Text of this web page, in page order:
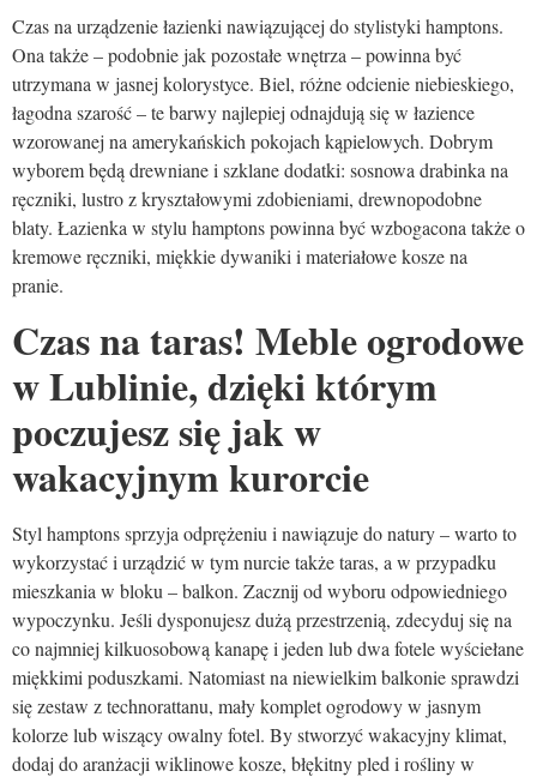
Czas na urządzenie łazienki nawiązującej do stylistyki hamptons.
Ona także – podobnie jak pozostałe wnętrza – powinna być
utrzymana w jasnej kolorystyce. Biel, różne odcienie niebieskiego,
łagodna szarość – te barwy najlepiej odnajdują się w łazience
wzorowanej na amerykańskich pokojach kąpielowych. Dobrym
wyborem będą drewniane i szklane dodatki: sosnowa drabinka na
ręczniki, lustro z kryształowymi zdobieniami, drewnopodobne
blaty. Łazienka w stylu hamptons powinna być wzbogacona także o
kremowe ręczniki, miękkie dywaniki i materiałowe kosze na
pranie.
Czas na taras! Meble ogrodowe
w Lublinie, dzięki którym
poczujesz się jak w
wakacyjnym kurorcie
Styl hamptons sprzyja odprężeniu i nawiązuje do natury – warto to
wykorzystać i urządzić w tym nurcie także taras, a w przypadku
mieszkania w bloku – balkon. Zacznij od wyboru odpowiedniego
wypoczynku. Jeśli dysponujesz dużą przestrzenią, zdecyduj się na
co najmniej kilkuosobową kanapę i jeden lub dwa fotele wyściełane
miękkimi poduszkami. Natomiast na niewielkim balkonie sprawdzi
się zestaw z technorattanu, mały komplet ogrodowy w jasnym
kolorze lub wiszący owalny fotel. By stworzyć wakacyjny klimat,
dodaj do aranżacji wiklinowe kosze, błękitny pled i rośliny w